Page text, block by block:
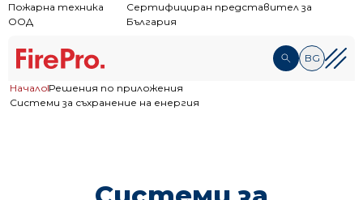
Пожарна техника
ООД
Сертифициран представител за
България
BG
Начало Решения по приложения
Системи за съхранение на енергия